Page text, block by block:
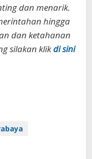
dan menarik.
hingga
dan ketahanan
silakan klikdi sini